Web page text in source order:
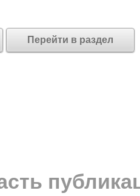
Перейти в раздел